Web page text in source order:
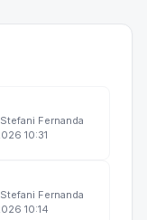
Fernanda
10:31
Fernanda
10:14